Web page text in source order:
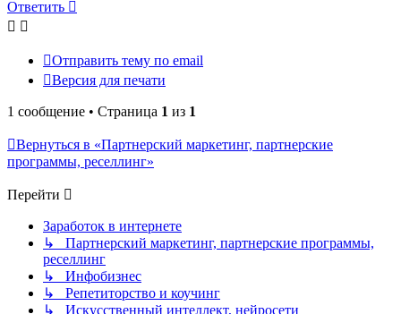
началу
Ответить
Отправить тему по email
Версия для печати
1 сообщение • Страница 1 из 1
Вернуться в «Партнерский маркетинг, партнерские
программы, реселлинг»
Перейти
Заработок в интернете
↳ Партнерский маркетинг, партнерские программы,
реселлинг
↳ Инфобизнес
↳ Репетиторство и коучинг
↳ Искусственный интеллект, нейросети